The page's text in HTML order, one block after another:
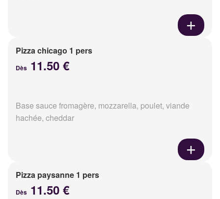
Pizza chicago 1 pers
Dès 11.50 €
Base sauce fromagère, mozzarella, poulet, viande
hachée, cheddar
Pizza paysanne 1 pers
Dès 11.50 €